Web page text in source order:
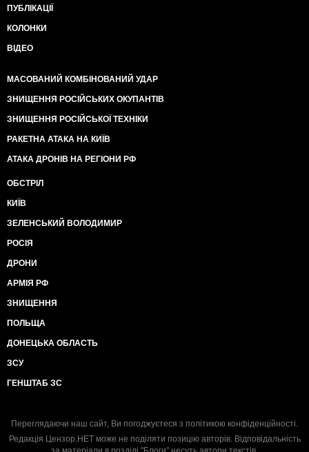
ПУБЛІКАЦІЇ
КОЛОНКИ
ВІДЕО
МАСОВАНИЙ КОМБІНОВАНИЙ УДАР
ЗНИЩЕННЯ РОСІЙСЬКИХ ОКУПАНТІВ
ЗНИЩЕННЯ РОСІЙСЬКОЇ ТЕХНІКИ
РАКЕТНА АТАКА НА КИЇВ
АТАКА ДРОНІВ НА РЕГІОНИ РФ
ОБСТРІЛ
КИЇВ
ЗЕЛЕНСЬКИЙ ВОЛОДИМИР
РОСІЯ
ДРОНИ
АРМІЯ РФ
ЗНИЩЕННЯ
ПОЛЬЩА
ДОНЕЦЬКА ОБЛАСТЬ
ЗСУ
ГЕНШТАБ ЗС
Переглядаючи наш сайт, Ви погоджуєтеся з політикою конфіденційності.
Редакція Цензор.НЕТ може не поділяти позицію авторів. Відповідальність